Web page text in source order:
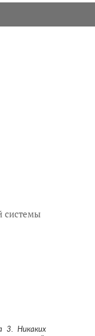
системы
3. Никаких